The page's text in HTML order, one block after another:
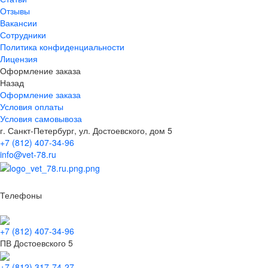
Отзывы
Вакансии
Сотрудники
Политика конфиденциальности
Лицензия
Оформление заказа
Назад
Оформление заказа
Условия оплаты
Условия самовывоза
г. Санкт-Петербург, ул. Достоевского, дом 5
+7 (812) 407-34-96
info@vet-78.ru
Телефоны
+7 (812) 407-34-96
ПВ Достоевского 5